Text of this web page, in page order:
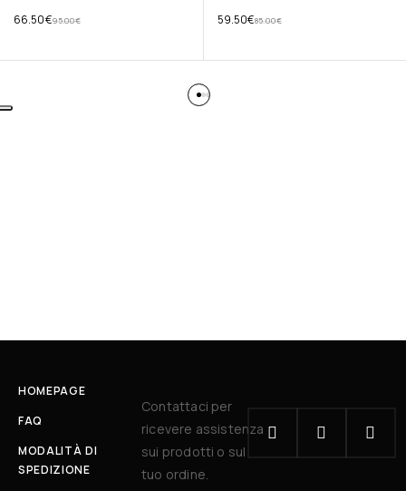
95.00€
66.50€ 85.00€
59.50€
HOMEPAGE
FAQ
MODALITÀ DI
SPEDIZIONE
Contattaci per
ricevere assistenza
sui prodotti o sul
tuo ordine.